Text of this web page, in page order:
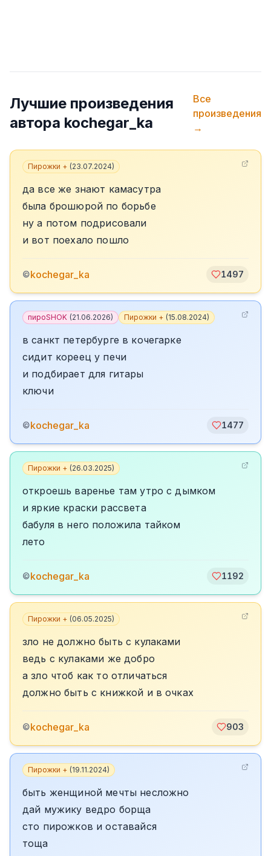
Лучшие произведения
автора kochegar_ka
Все
произведения
→
Пирожки + (23.07.2024)
да все же знают камасутра
была брошюрой по борьбе
ну а потом подрисовали
и вот поехало пошло
©kochegar_ka 1497
пироSHOK (21.06.2026) Пирожки + (15.08.2024)
в санкт петербурге в кочегарке
сидит кореец у печи
и подбирает для гитары
ключи
©kochegar_ka 1477
Пирожки + (26.03.2025)
откроешь варенье там утро с дымком
и яркие краски рассвета
бабуля в него положила тайком
лето
©kochegar_ka 1192
Пирожки + (06.05.2025)
зло не должно быть с кулаками
ведь с кулаками же добро
а зло чтоб как то отличаться
должно быть с книжкой и в очках
©kochegar_ka 903
Пирожки + (19.11.2024)
быть женщиной мечты несложно
дай мужику ведро борща
сто пирожков и оставайся
тоща